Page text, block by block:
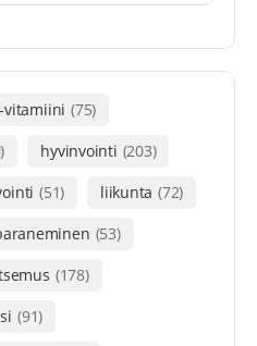
vitamiini (75)
hyvinvointi (203)
(51) liikunta (72)
(53)
(178)
(91)